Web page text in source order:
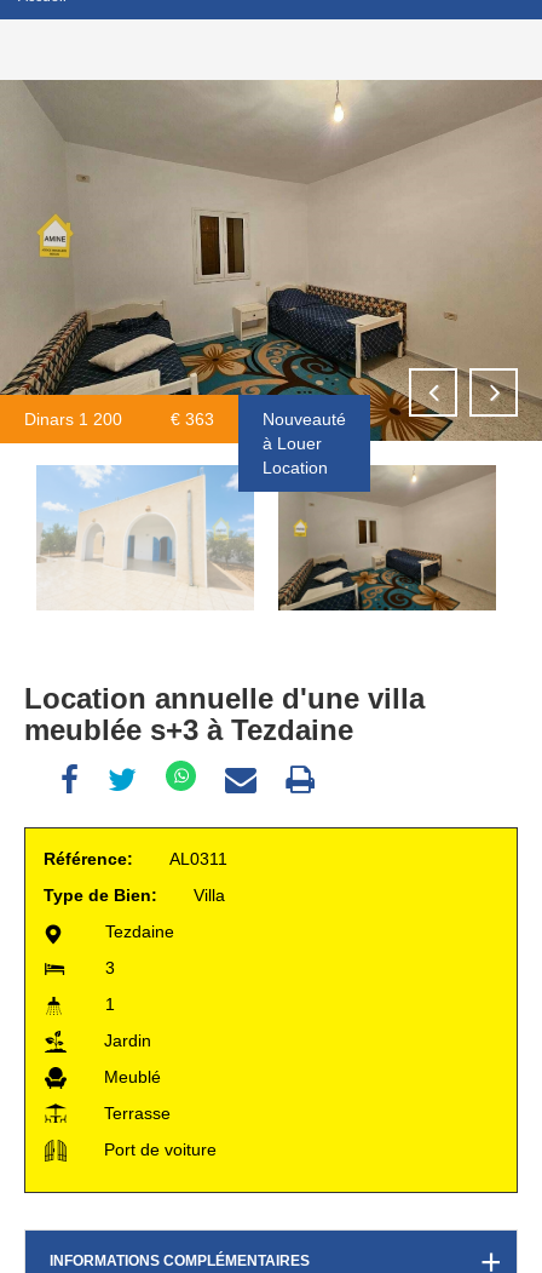
Location annuelle d'une villa
meublée s+3 à Tezdaine
Dinars 1 200 € 363
Nouveauté
à Louer
Location
Référence:
AL0311
Type de Bien:
Villa
Tezdaine
3
1
Jardin
Meublé
Terrasse
Port de voiture
INFORMATIONS COMPLÉMENTAIRES